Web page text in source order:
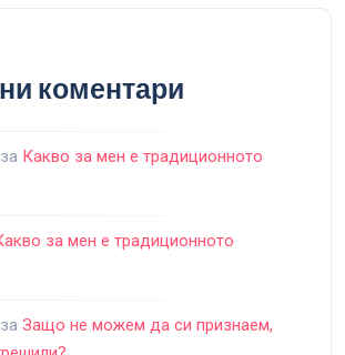
коментари
за Какво за мен е традиционното
за мен е традиционното
за Защо не можем да си признаем,